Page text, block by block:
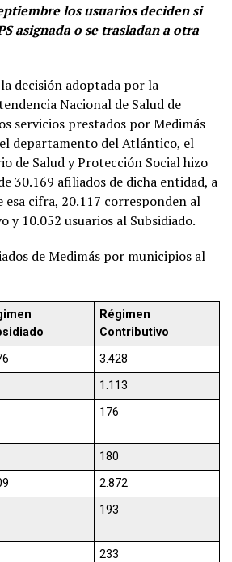
los usuarios deciden si
asignada o se trasladan a otra
decisión adoptada por la
Nacional de Salud de
servicios prestados por Medimás
el departamento del Atlántico, el
de Salud y Protección Social hizo
30.169 afiliados de dicha entidad, a
esa cifra, 20.117 corresponden al
y 10.052 usuarios al Subsidiado.
de Medimás por municipios al
Régimen
Contributivo
3.428
1.113
176
180
2.872
193
233